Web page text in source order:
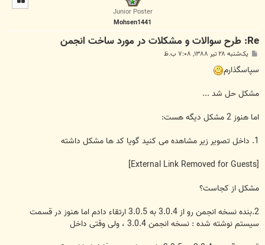
Junior Poster
Mohsen1441
Re: طرح سوالات و مشکلات در مورد ساخت انجمن
پ
ت
یک‌شنبه ۲۸ تیر ۱۳۸۸, ۷:۰۸ ب.ظ
سپاسگذارم
مشکل حل شد ...
اما هنوز 2 مشکل دیگه هست:
1. داخل تصویر زیر مشاهده می کنید گویا کد ها مشکل داشته
مشکل از کجاست؟
2.بنده نسخه انجمن رو از 3.0.4 به 3.0.5 ارتقاء دادم اما هنوز در قسمت
سیستم نوشته شده : نسخه انجمن 3.0.4 ، ولی وقتی داخل